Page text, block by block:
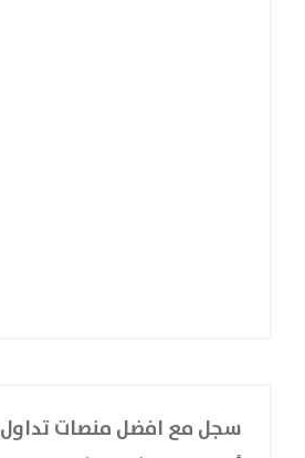
سجل مع افضل منصات تداول